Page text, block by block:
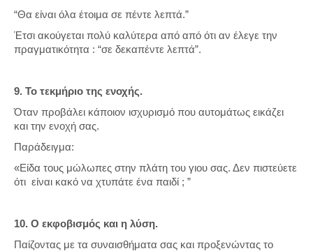
“Θα είναι όλα έτοιμα σε πέντε λεπτά.”
Έτσι ακούγεται πολύ καλύτερα από από ότι αν έλεγε την
πραγματικότητα : “σε δεκαπέντε λεπτά”.
9. Το τεκμήριο της ενοχής.
Όταν προβάλει κάποιον ισχυρισμό που αυτομάτως εικάζει
και την ενοχή σας.
Παράδειγμα:
«Είδα τους μώλωπες στην πλάτη του γιου σας. Δεν πιστεύετε
ότι είναι κακό να χτυπάτε ένα παιδί ; ”
10. Ο εκφοβισμός και η λύση.
Παίζοντας με τα συναισθήματα σας και προξενώντας το